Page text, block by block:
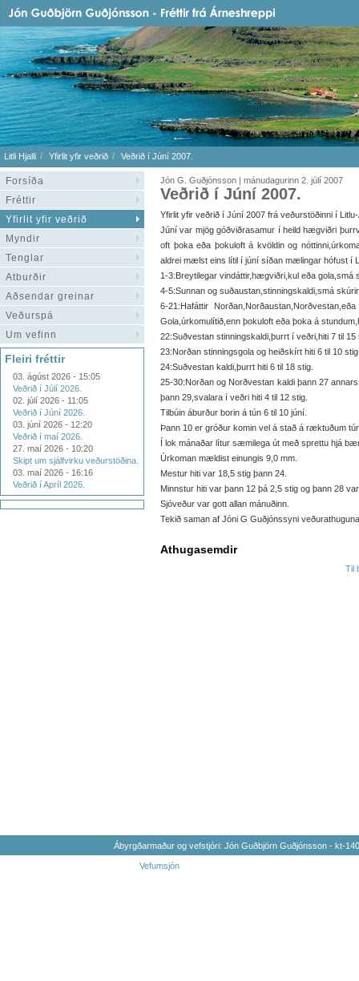
Litli Hjalli Yfirlit yfir veðrið Veðrið í Júní 2007.
Forsíða
Fréttir
Yfirlit yfir veðrið
Myndir
Tenglar
Atburðir
Aðsendar greinar
Veðurspá
Um vefinn
Fleiri fréttir
03. ágúst 2026 - 15:05
Veðrið í Júlí 2026.
02. júlí 2026 - 11:05
Veðrið í Júní 2026.
03. júní 2026 - 12:20
Veðrið í maí 2026.
27. maí 2026 - 10:20
Skipt um sjálfvirku veðurstöðina.
03. maí 2026 - 16:16
Veðrið í Apríl 2026.
Jón G. Guðjónsson | mánudagurinn 2. júlí 2007
Veðrið í Júní 2007.
Yfirlit yfir veðrið í Júní 2007 frá veðurstöðinni í
Júní var mjög góðviðrasamur í heild hægviðri
oft þoka eða þokuloft á kvöldin og
aldrei mælst eins lítil í júní síðan mælingar hófust í
1-3:Breytilegar vindáttir,hægviðri,kul eða gola,smá
4-5:Sunnan og suðaustan,stinningskaldi,smá
6-21:Hafáttir
Gola,úrkomulítið,enn þokuloft eða þoka á
22:Suðvestan stinningskaldi,þurrt í veðri,hiti 7 til 15
23:Norðan stinningsgola og heiðskírt hiti 6 til 10
24:Suðvestan kaldi,þurrt hiti 6 til 18 stig.
25-30:Norðan og Norðvestan kaldi þann 27
þann 29,svalara í veðri hiti 4 til 12 stig.
Tilbúin áburður borin á tún 6 til 10 júní.
Þann 10 er gróður komin vel á stað á ræktuðum
Í lok mánaðar lítur sæmilega út með sprettu hjá
Úrkoman mældist einungis 9,0 mm.
Mestur hiti var 18,5 stig þann 24.
Minnstur hiti var þann 12 þá 2,5 stig og þann 28
Sjóveður var gott allan mánuðinn.
Tekið saman af Jóni G Guðjónssyni
Athugasemdir
Til
Ábyrgðarmaður og vefstjóri: Jón Guðbjörn Guðjónsson - kt-
Vefumsjón